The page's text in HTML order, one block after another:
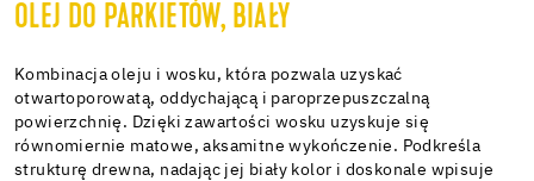
OLEJ DO PARKIETÓW, BIAŁY
Kombinacja oleju i wosku, która pozwala uzyskać
otwartoporowatą, oddychającą i paroprzepuszczalną
powierzchnię. Dzięki zawartości wosku uzyskuje się
równomiernie matowe, aksamitne wykończenie. Podkreśla
strukturę drewna, nadając jej biały kolor i doskonale wpisuje